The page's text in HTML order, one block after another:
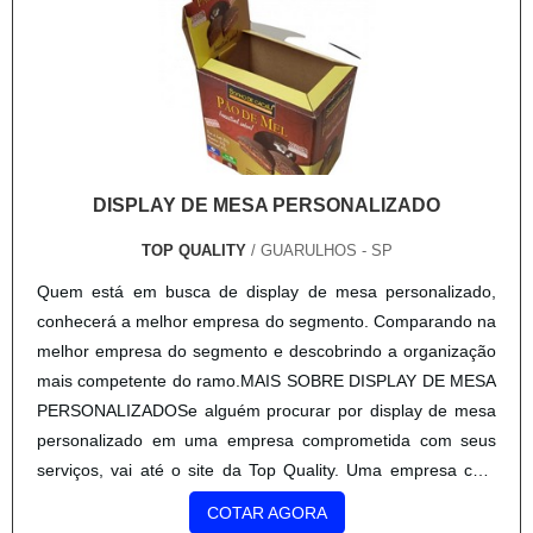
mercado.A Top Quality é uma empresa que tem se
destacado no segmento por toda seriedade e qualidade, o
que garante o sucesso aos parceiros de ponta a ponta.
Aproveite a visita para acessar o site e saber mais sobre a
empresa, os serviços e os produtos.
DISPLAY DE MESA PERSONALIZADO
TOP QUALITY / GUARULHOS - SP
Quem está em busca de display de mesa personalizado,
conhecerá a melhor empresa do segmento. Comparando na
melhor empresa do segmento e descobrindo a organização
PERSONALIZADOSe alguém procurar por display de mesa
personalizado em uma empresa comprometida com seus
alto know-how em caixa papel triplex e solapas para
embalagens, visando sempre a qualidade final para a
fidelização do cliente.Sem trocar o foco sobre display de
mesa personalizado, sempre deve-se buscar uma empresa
que tenha produtos e serviços com ótima qualidade e
excelente custo-benefício, características simples, mas que
mostram o comprometimento da empresa com seus
clientes.É importante lembrar que o produto deve sempre
COTAR AGORA